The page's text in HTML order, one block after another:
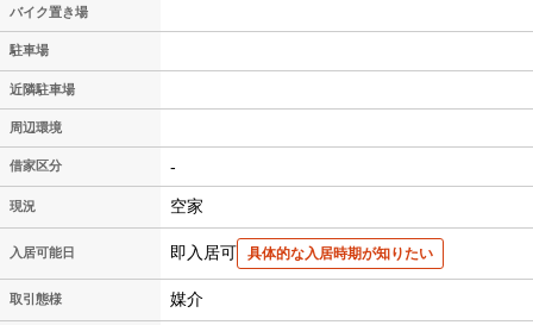
バイク置き場
駐車場
近隣駐車場
周辺環境
借家区分 -
現況 空家
入居可能日 即入居可 具体的な入居時期が知りたい
取引態様 媒介